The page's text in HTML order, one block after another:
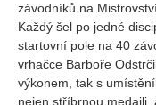
závodníků na
Každý šel po jedné
startovní pole na 40
vrhačce Barboře
výkonem, tak s
nejen stříbrnou medaili,